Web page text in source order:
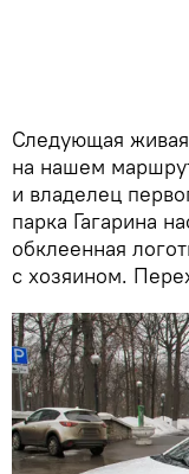
Следующая
на нашем
и владелец
парка Гагарина
обклеенная
с хозяином.